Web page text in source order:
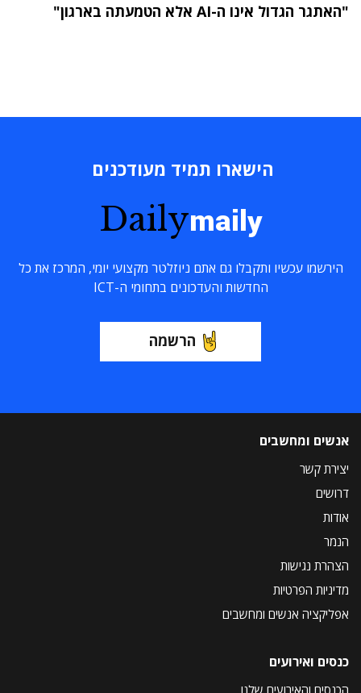
"האתגר הגדול אינו ה-AI אלא הטמעתה בארגון"
הישארו תמיד מעודכנים
Dailymaily
הירשמו עכשיו ותקבלו גם אתם ניוזלטר מקצועי יומי, המרכז את כל
החדשות והעדכונים בתחומי ה-ICT
הרשמה
אנשים ומחשבים
יצירת קשר
דרושים
אודות
הנמר
הצהרת נגישות
מדיניות הפרטיות
אפליקציה אנשים ומחשבים
כנסים ואירועים
הכנסים והאירועים שלנו